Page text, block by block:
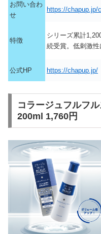
お問い合わ
せ
https://chapup.jp/
特徴
シリーズ累計
続受賞。低刺激性
公式HP https://chapup.jp/
コラージュフルフ
200ml 1,760円